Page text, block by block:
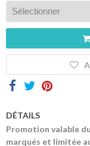
DÉTAILS
Promotion valable
marqués et limitée